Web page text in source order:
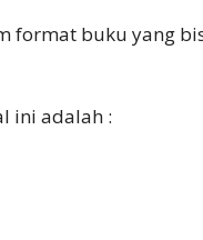
format buku yang
ini adalah :